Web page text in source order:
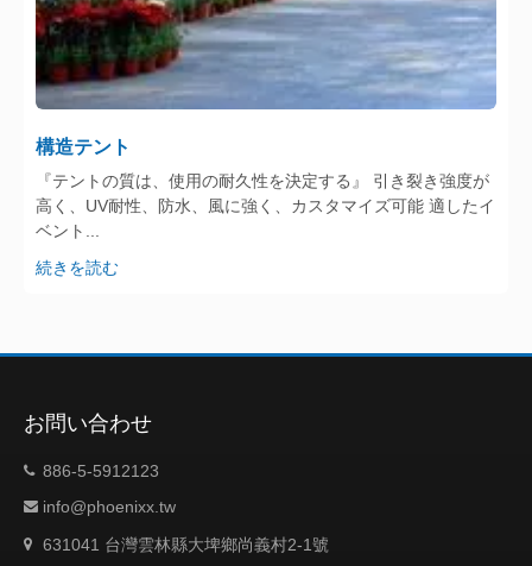
構造テント
『テントの質は、使用の耐久性を決定する』 引き裂き強度が
高く、UV耐性、防水、風に強く、カスタマイズ可能 適したイ
ベント...
続きを読む
お問い合わせ
886-5-5912123
info@phoenixx.tw
631041 台灣雲林縣大埤鄉尚義村2-1號